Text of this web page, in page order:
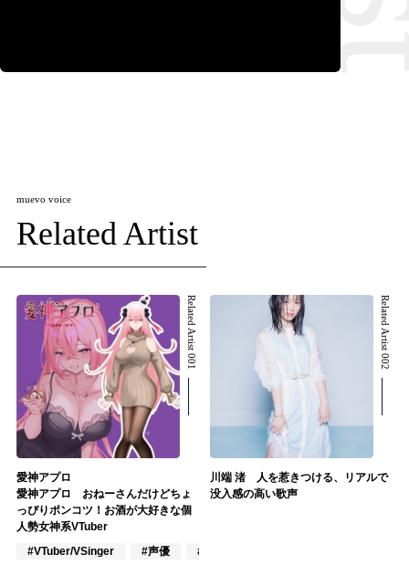
muevo voice
Related Artist
Related Artist 001
愛神アプロ
愛神アプロ おねーさんだけどちょ
っぴりポンコツ！お酒が大好きな個
人勢女神系VTuber
#VTuber/VSinger
#声優 #アニメ/ゲーム
Related Artist 002
川端 渚 人を惹きつける、リアルで
没入感の高い歌声